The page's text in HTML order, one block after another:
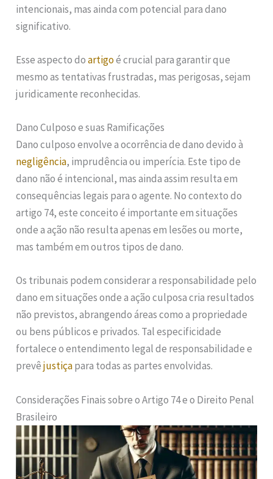
intencionais, mas ainda com potencial para dano
significativo.
Esse aspecto doartigoé crucial para garantir que
mesmo as tentativas frustradas, mas perigosas, sejam
juridicamente reconhecidas.
Dano Culposo e suas Ramificações
Dano culposo envolve a ocorrência de dano devido à
negligência, imprudência ou imperícia. Este tipo de
dano não é intencional, mas ainda assim resulta em
consequências legais para o agente. No contexto do
artigo 74, este conceito é importante em situações
onde a ação não resulta apenas em lesões ou morte,
mas também em outros tipos de dano.
Os tribunais podem considerar a responsabilidade pelo
dano em situações onde a ação culposa cria resultados
não previstos, abrangendo áreas como a propriedade
ou bens públicos e privados. Tal especificidade
fortalece o entendimento legal de responsabilidade e
prevêjustiçapara todas as partes envolvidas.
Considerações Finais sobre o Artigo 74 e o Direito Penal
Brasileiro